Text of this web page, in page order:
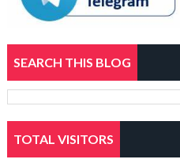
SEARCH THIS BLOG
TOTAL VISITORS